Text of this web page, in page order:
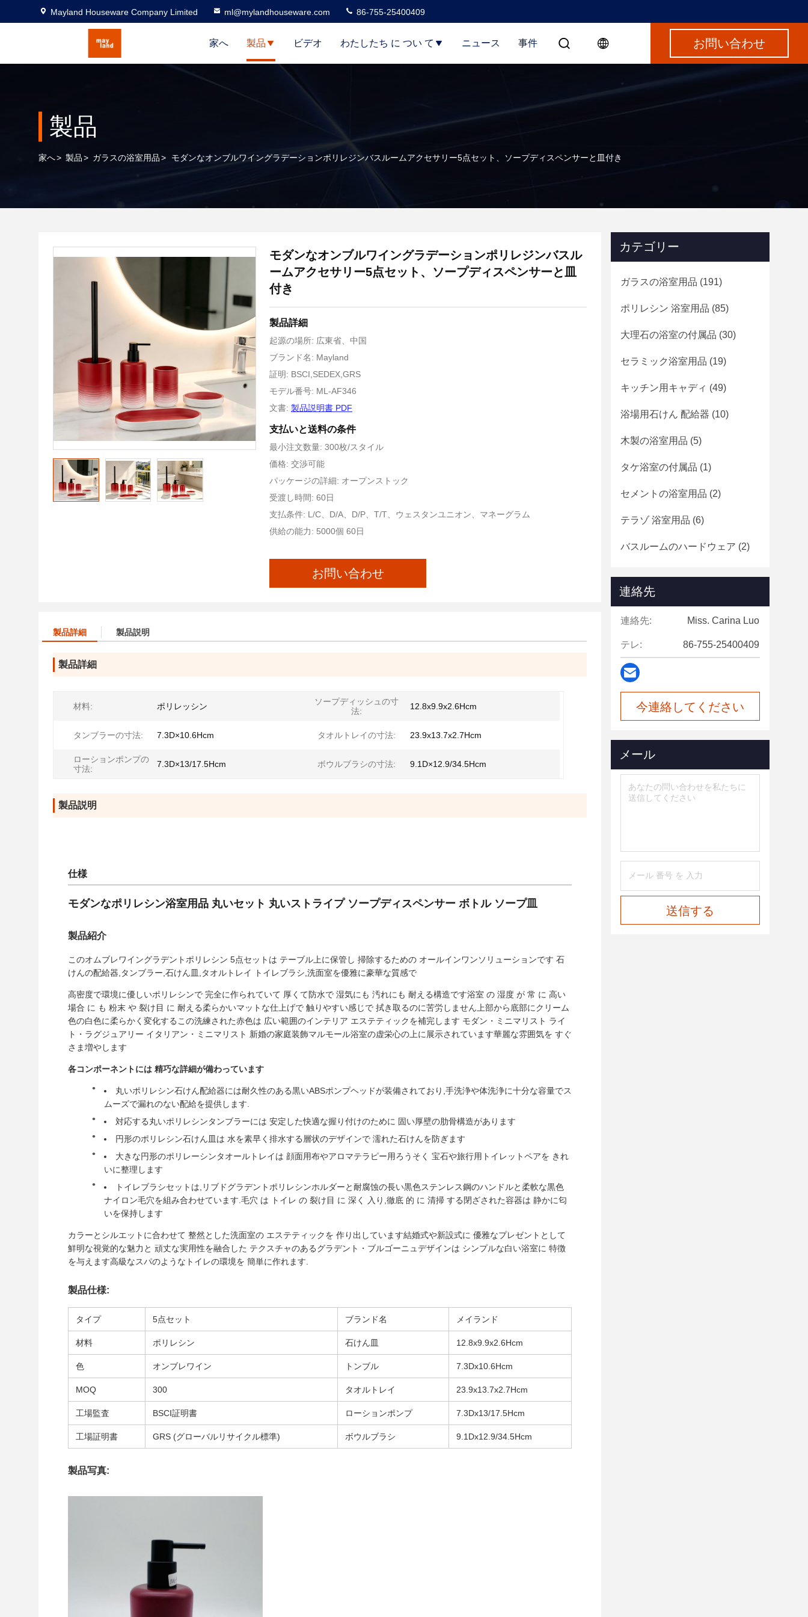
Mayland Houseware Company Limited ml@mylandhouseware.com 86-755-25400409
家へ 製品 ビデオ わたしたち に つい て ニュース 事件 お問い合わせ
製品
家へ> 製品> ガラスの浴室用品> モダンなオンブルワイングラデーションポリレジンバスルームアクセサリー5点セット、ソープディスペンサーと皿付き
モダンなオンブルワイングラデーションポリレジンバスル
ームアクセサリー5点セット、ソープディスペンサーと皿
付き
製品詳細
起源の場所: 広東省、中国
ブランド名: Mayland
証明: BSCI,SEDEX,GRS
モデル番号: ML-AF346
文書: 製品説明書 PDF
支払いと送料の条件
最小注文数量: 300枚/スタイル
価格: 交渉可能
パッケージの詳細: オープンストック
受渡し時間: 60日
支払条件: L/C、D/A、D/P、T/T、ウェスタンユニオン、マネーグラム
供給の能力: 5000個 60日
お問い合わせ
製品詳細 製品説明
製品詳細
材料: ポリレッシン
ソープディッシュの寸
法:
12.8x9.9x2.6Hcm
タンブラーの寸法: 7.3D×10.6Hcm タオルトレイの寸法: 23.9x13.7x2.7Hcm
ローションポンプの
寸法:
7.3D×13/17.5Hcm ボウルブラシの寸法: 9.1D×12.9/34.5Hcm
製品説明
仕様
モダンなポリレシン浴室用品 丸いセット 丸いストライプ ソープディスペンサー ボトル ソープ皿
製品紹介
このオムブレワイングラデントポリレシン 5点セットは テーブル上に保管し 掃除するための オールインワンソリューションです 石
けんの配給器,タンブラー,石けん皿,タオルトレイ トイレブラシ,洗面室を優雅に豪華な質感で
高密度で環境に優しいポリレシンで 完全に作られていて 厚くて防水で 湿気にも 汚れにも 耐える構造です浴室 の 湿度 が 常 に 高い
場合 に も 粉末 や 裂け目 に 耐える柔らかいマットな仕上げで 触りやすい感じで 拭き取るのに苦労しません上部から底部にクリーム
色の白色に柔らかく変化するこの洗練された赤色は 広い範囲のインテリア エステティックを補完します モダン・ミニマリスト ライ
ト・ラグジュアリー イタリアン・ミニマリスト 新婚の家庭装飾マルモール浴室の虚栄心の上に展示されています華麗な雰囲気を すぐ
さま増やします
各コンポーネントには 精巧な詳細が備わっています
丸いポリレシン石けん配給器には耐久性のある黒いABSポンプヘッドが装備されており,手洗浄や体洗浄に十分な容量でス
ムーズで漏れのない配給を提供します.
対応する丸いポリレシンタンブラーには 安定した快適な握り付けのために 固い厚壁の肋骨構造があります
円形のポリレシン石けん皿は 水を素早く排水する層状のデザインで 濡れた石けんを防ぎます
大きな円形のポリレーシンタオールトレイは 顔面用布やアロマテラピー用ろうそく 宝石や旅行用トイレットペアを きれ
いに整理します
トイレブラシセットは,リブドグラデントポリレシンホルダーと耐腐蚀の長い黒色ステンレス鋼のハンドルと柔軟な黒色
ナイロン毛穴を組み合わせています.毛穴 は トイレ の 裂け目 に 深く 入り,徹底 的 に 清掃 する閉ざされた容器は 静かに匂
いを保持します
カラーとシルエットに合わせて 整然とした洗面室の エステティックを 作り出しています結婚式や新設式に 優雅なプレゼントとして
鮮明な視覚的な魅力と 頑丈な実用性を融合した テクスチャのあるグラデント・ブルゴーニュデザインは シンプルな白い浴室に 特徴
を与えます高級なスパのようなトイレの環境を 簡単に作れます.
製品仕様:
タイプ 5点セット ブランド名 メイランド
材料 ポリレシン 石けん皿 12.8x9.9x2.6Hcm
色 オンブレワイン トンブル 7.3Dx10.6Hcm
MOQ 300 タオルトレイ 23.9x13.7x2.7Hcm
工場監査 BSCI証明書 ローションポンプ 7.3Dx13/17.5Hcm
工場証明書 GRS (グローバルリサイクル標準) ボウルブラシ 9.1Dx12.9/34.5Hcm
製品写真:
カテゴリー
ガラスの浴室用品 (191)
ポリレシン 浴室用品 (85)
大理石の浴室の付属品 (30)
セラミック浴室用品 (19)
キッチン用キャディ (49)
浴場用石けん 配給器 (10)
木製の浴室用品 (5)
タケ浴室の付属品 (1)
セメントの浴室用品 (2)
テラゾ 浴室用品 (6)
バスルームのハードウェア (2)
連絡先
連絡先: Miss. Carina Luo
テレ: 86-755-25400409
今連絡してください
メール
送信する